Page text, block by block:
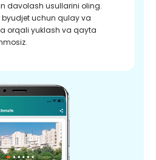
davolash usullarini oling.
uchun qulay va
orqali yuklash va qayta